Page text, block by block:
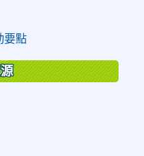
要點